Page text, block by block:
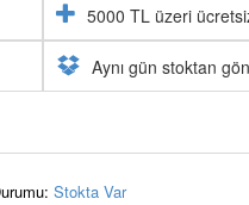
5000 TL üzeri
Aynı gün stoktan
Stokta Var